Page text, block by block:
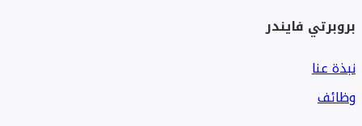
بروبرتي فايندر
نبذة عنا
وظائف